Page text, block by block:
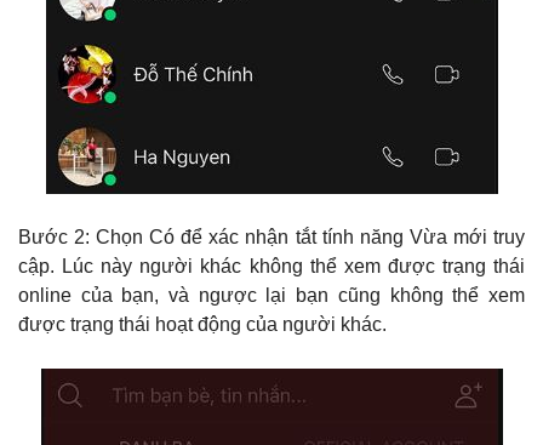
Bước 2: Chọn Có để xác nhận tắt tính năng Vừa mới truy
cập. Lúc này người khác không thể xem được trạng thái
online của bạn, và ngược lại bạn cũng không thể xem
được trạng thái hoạt động của người khác.